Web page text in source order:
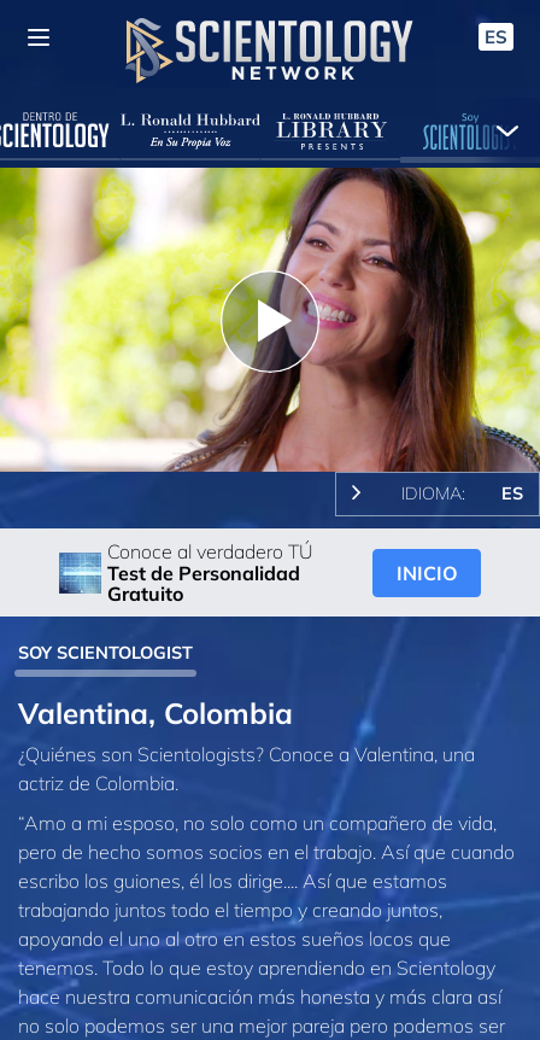
ES
Play
Video
IDIOMA: ES
Conoce al verdadero TÚ
Test de Personalidad
Gratuito
INICIO
SOY SCIENTOLOGIST
Valentina, Colombia
¿Quiénes son Scientologists? Conoce a Valentina, una
actriz de Colombia.
“Amo a mi esposo, no solo como un compañero de vida,
pero de hecho somos socios en el trabajo. Así que cuando
escribo los guiones, él los dirige.... Así que estamos
trabajando juntos todo el tiempo y creando juntos,
apoyando el uno al otro en estos sueños locos que
tenemos. Todo lo que estoy aprendiendo en Scientology
hace nuestra comunicación más honesta y más clara así
no solo podemos ser una mejor pareja pero podemos ser